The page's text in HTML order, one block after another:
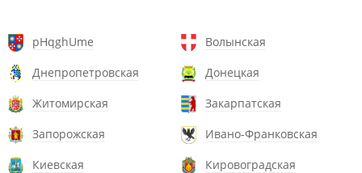
pHqghUme
Волынская
Днепропетровская
Донецкая
Житомирская
Закарпатская
Запорожская
Ивано-Франковская
Киевская
Кировоградская